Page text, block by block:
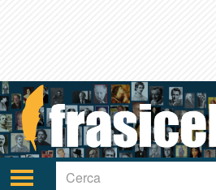
Attiva/disattiva
navigazione